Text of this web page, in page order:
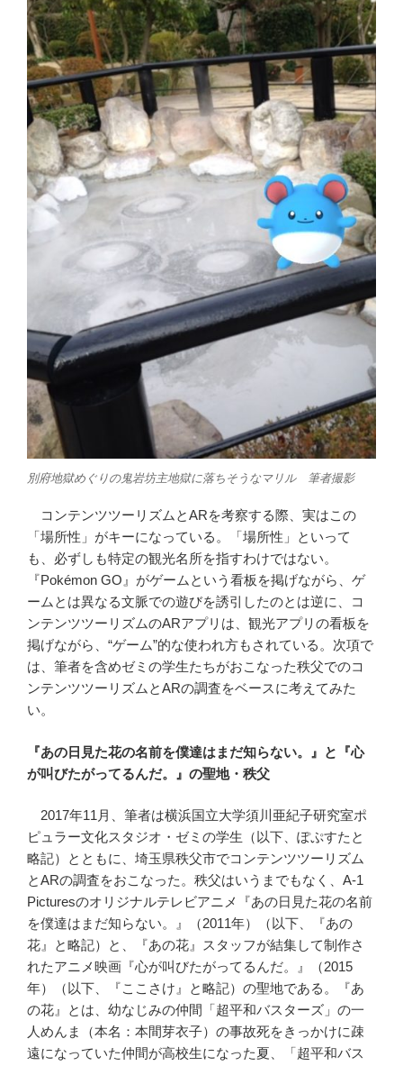
別府地獄めぐりの鬼岩坊主地獄に落ちそうなマリル 筆者撮影
コンテンツツーリズムとARを考察する際、実はこの
「場所性」がキーになっている。「場所性」といって
も、必ずしも特定の観光名所を指すわけではない。
『Pokémon GO』がゲームという看板を掲げながら、ゲ
ームとは異なる文脈での遊びを誘引したのとは逆に、コ
ンテンツツーリズムのARアプリは、観光アプリの看板を
掲げながら、“ゲーム”的な使われ方もされている。次項で
は、筆者を含めゼミの学生たちがおこなった秩父でのコ
ンテンツツーリズムとARの調査をベースに考えてみた
い。
『あの日見た花の名前を僕達はまだ知らない。』と『心
が叫びたがってるんだ。』の聖地・秩父
2017年11月、筆者は横浜国立大学須川亜紀子研究室ポ
ピュラー文化スタジオ・ゼミの学生（以下、ぽぷすたと
略記）とともに、埼玉県秩父市でコンテンツツーリズム
とARの調査をおこなった。秩父はいうまでもなく、A-1
Picturesのオリジナルテレビアニメ『あの日見た花の名前
を僕達はまだ知らない。』（2011年）（以下、『あの
花』と略記）と、『あの花』スタッフが結集して制作さ
れたアニメ映画『心が叫びたがってるんだ。』（2015
年）（以下、『ここさけ』と略記）の聖地である。『あ
の花』とは、幼なじみの仲間「超平和バスターズ」の一
人めんま（本名：本間芽衣子）の事故死をきっかけに疎
遠になっていた仲間が高校生になった夏、「超平和バス